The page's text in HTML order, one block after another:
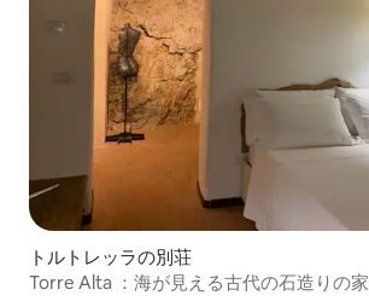
トルトレッラの別荘
Torre Alta ：海が見える古代の石造りの家